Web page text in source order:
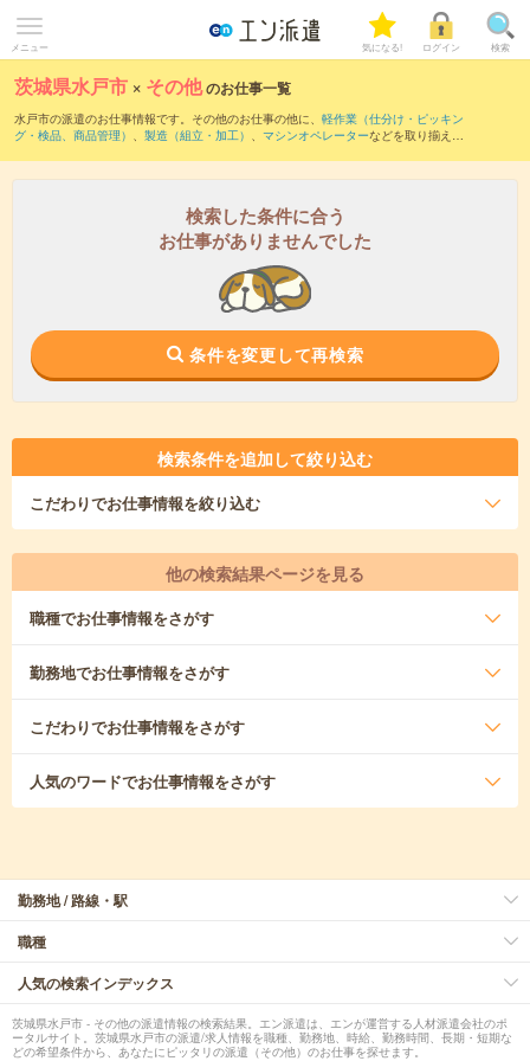
メニュー 気になる! ログイン 検索
茨城県水戸市 × その他のお仕事一覧
水戸市の派遣のお仕事情報です。その他のお仕事の他に、 軽作業（仕分け・ピッキン
グ・検品、商品管理） 、 製造（組立・加工） 、 マシンオペレーターなどを取り揃えて
検索した条件に合う
お仕事がありませんでした
条件を変更して再検索
検索条件を追加して絞り込む
こだわりでお仕事情報を絞り込む
他の検索結果ページを見る
職種でお仕事情報をさがす
勤務地でお仕事情報をさがす
こだわりでお仕事情報をさがす
人気のワードでお仕事情報をさがす
勤務地 / 路線・駅
職種
人気の検索インデックス
茨城県水戸市 - その他の派遣情報の検索結果。エン派遣は、エンが運営する人材派遣会社のポ
ータルサイト。茨城県水戸市の派遣/求人情報を職種、勤務地、時給、勤務時間、長期・短期な
どの希望条件から、あなたにピッタリの派遣（その他）のお仕事を探せます。